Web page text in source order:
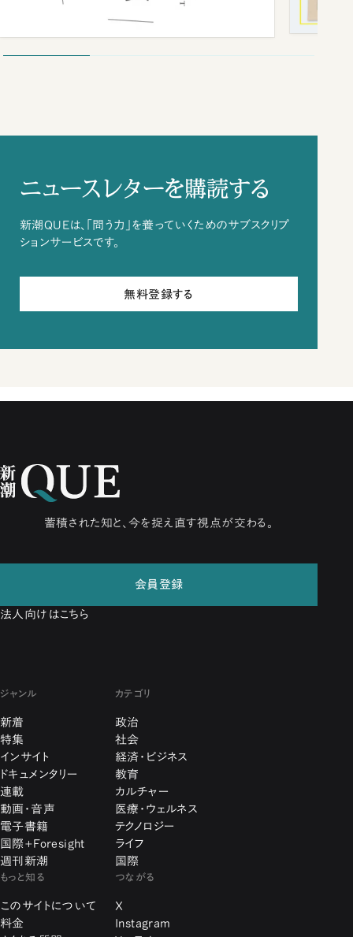
ニュースレターを購読する
新潮QUEは、「問う力」を養っていくためのサブスクリプ
ションサービスです。
無料登録する
蓄積された知と、今を捉え直す視点が交わる。
会員登録
法人向けはこちら
ジャンル
新着
特集
インサイト
ドキュメンタリー
連載
動画・音声
電子書籍
国際+Foresight
週刊新潮
カテゴリ
政治
社会
経済・ビジネス
教育
カルチャー
医療・ウェルネス
テクノロジー
ライフ
国際
もっと知る
このサイトについて
料金
つながる
X
Instagram